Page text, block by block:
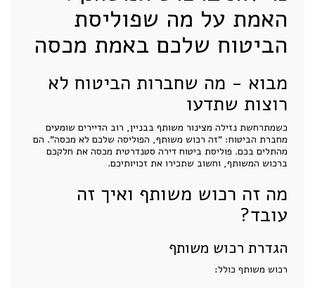
האמת על מה שפוליסת
הביטוח שלכם באמת מכסה
מבוא - מה שחברות הביטוח לא
רוצות שתדעו
כשמתרחשת נזילה מצינור משותף בבניין, רוב הדיירים שומעים
מחברת הביטוח: "זה רכוש משותף, הפוליסה שלכם לא מכסה". הם
מהתלים בכם. פוליסת ביטוח דירה סטנדרטית מכסה את חלקכם
ברכוש המשותף, וחשוב שתכירו את זכויותיכם.
מה זה רכוש משותף ואיך זה
עובד?
הגדרת רכוש משותף
רכוש משותף כולל: